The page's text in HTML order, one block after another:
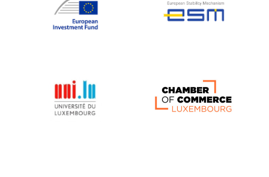
Koen LENAERTS
Lars Heikensten
Lucas Papademos
Máire Geoghegan-Quinn